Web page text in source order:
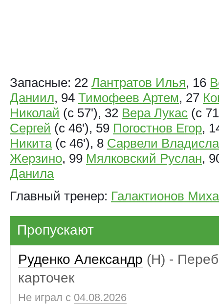
Запасные: 22 Лантратов Илья, 16
Даниил, 94 Тимофеев Артем, 27
Николай (с 57'), 32 Вера Лукас (с
Сергей (с 46'), 59 Погостнов Егор,
Никита(с 46'), 8 Сарвели
Жерзино, 99 Мялковский Руслан,
Данила
Главный тренер: Галактионов
Пропускают
Руденко Александр (Н) -
карточек
Не играл с 04.08.2026